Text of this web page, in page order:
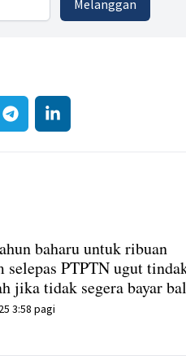
Melanggan
baharu untuk ribuan
selepas PTPTN ugut
jika tidak segera bayar
3:58 pagi